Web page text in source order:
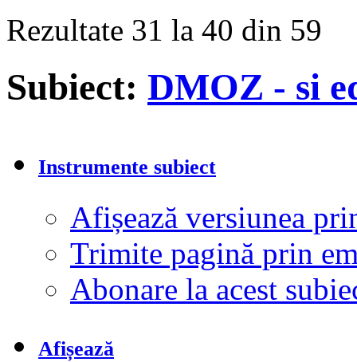
Rezultate 31 la 40 din 59
Subiect: DMOZ - si
Instrumente subiect
Afișează versiunea
Trimite pagină prin
Abonare la acest
Afișează